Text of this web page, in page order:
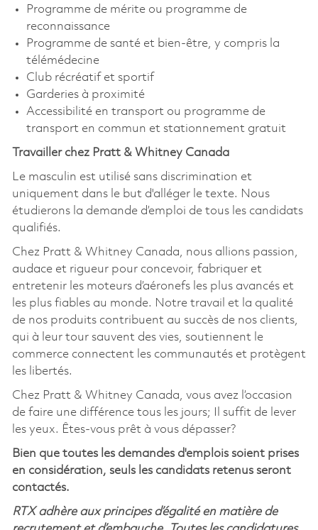
Programme de mérite ou programme de
reconnaissance
Programme de santé et bien-être, y compris la
télémédecine
Club récréatif et sportif
Garderies à proximité
Accessibilité en transport ou programme de
transport en commun et stationnement gratuit
Travailler chez Pratt & Whitney Canada
Le masculin est utilisé sans discrimination et
uniquement dans le but d'alléger le texte. Nous
étudierons la demande d’emploi de tous les candidats
qualifiés.
Chez Pratt & Whitney Canada, nous allions passion,
audace et rigueur pour concevoir, fabriquer et
entretenir les moteurs d’aéronefs les plus avancés et
les plus fiables au monde. Notre travail et la qualité
de nos produits contribuent au succès de nos clients,
qui à leur tour sauvent des vies, soutiennent le
commerce connectent les communautés et protègent
les libertés.
Chez Pratt & Whitney Canada, vous avez l’occasion
de faire une différence tous les jours; Il suffit de lever
les yeux. Êtes-vous prêt à vous dépasser?
Bien que toutes les demandes d'emplois soient prises
en considération, seuls les candidats retenus seront
contactés.
RTX adhère aux principes d’égalité en matière de